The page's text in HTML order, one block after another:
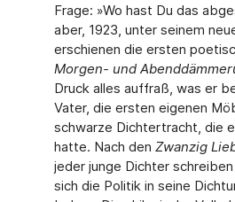
Frage: »Wo hast Du das
aber, 1923, unter seinem
erschienen die ersten
Morgen- und
Druck alles auffraß, was er
Vater, die ersten eigenen
schwarze Dichter­tracht, die
hatte. Nach den Zwanzig
jeder junge Dich­ter
sich die Politik in seine